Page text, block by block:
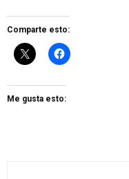
Comparte esto:
Me gusta esto: